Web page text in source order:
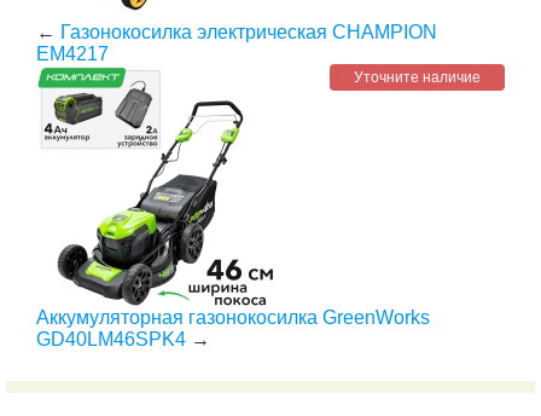
← Газонокосилка электрическая CHAMPION
EM4217
Уточните наличие
Аккумуляторная газонокосилка GreenWorks
GD40LM46SPK4 →